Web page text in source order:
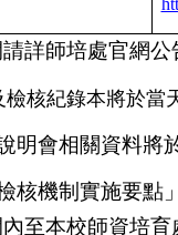
詳師培處官網公
核紀錄本將於當
明會相關資料將
核機制實施要點
至本校師資培育